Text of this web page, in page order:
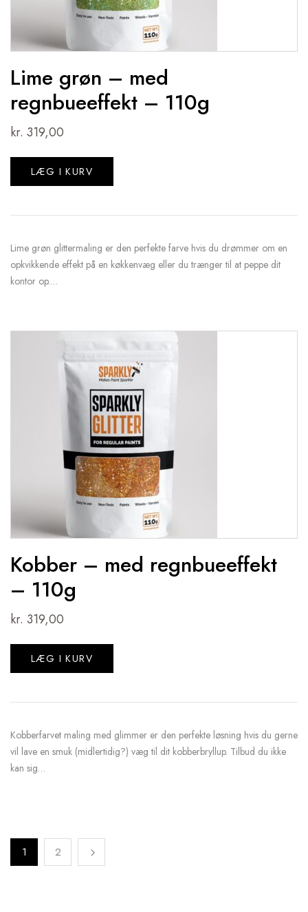
Lime grøn – med
regnbueeffekt – 110g
kr. 319,00
LÆG I KURV
Lime grøn glittermaling er den perfekte farve hvis du drømmer om en
opkvikkende effekt på en køkkenvæg eller du trænger til at peppe dit
kontor op.…
Kobber – med regnbueeffekt
– 110g
kr. 319,00
LÆG I KURV
Kobberfarvet maling med glimmer er den perfekte løsning hvis du gerne
vil lave en smuk (midlertidig?) væg til dit kobberbryllup. Tilbud du ikke
kan sig…
1 2